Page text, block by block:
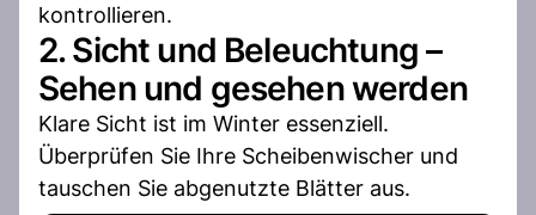
kontrollieren.
2. Sicht und Beleuchtung –
Sehen und gesehen werden
Klare Sicht ist im Winter essenziell.
Überprüfen Sie Ihre Scheibenwischer und
tauschen Sie abgenutzte Blätter aus.